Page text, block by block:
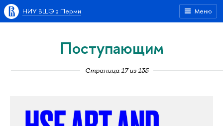
Меню
НИУ ВШЭ в Перми
Поступающим
Страница 17 из 135